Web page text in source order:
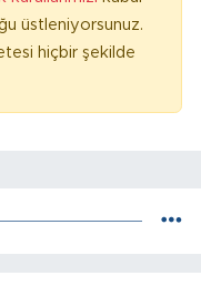
üstleniyorsunuz.
hiçbir şekilde